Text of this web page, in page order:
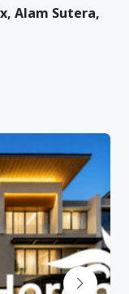
Alam Sutera,